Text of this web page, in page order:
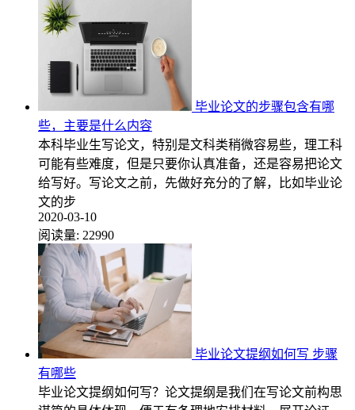
毕业论文的步骤包含有哪
些，主要是什么内容
本科毕业生写论文，特别是文科类稍微容易些，理工科
可能有些难度，但是只要你认真准备，还是容易把论文
给写好。写论文之前，先做好充分的了解，比如毕业论
文的步
2020-03-10
阅读量: 22990
毕业论文提纲如何写 步骤
有哪些
毕业论文提纲如何写？论文提纲是我们在写论文前构思